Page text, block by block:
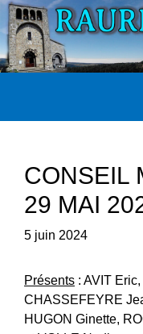
Aller
au
contenu
CONSEIL
29 MAI
5 juin 2024
Présents : AVIT
CHASSEFEYRE
HUGON Ginette,